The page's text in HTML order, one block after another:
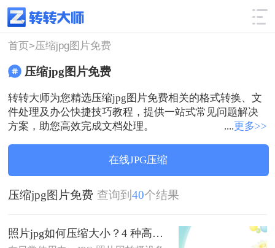
使用技巧 筛选
首页>压缩jpg图片免费
压缩jpg图片免费
转转大师为您精选压缩jpg图片免费相关的格式转换、文
件处理及办公快捷技巧教程，提供一站式常见问题解决
方案，助您高效完成文档处理。
....更多>>
在线JPG压缩
压缩jpg图片免费 查询到40个结果
照片jpg如何压缩大小？4 种高效方法，平衡画质与体积！